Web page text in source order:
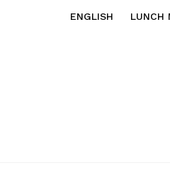
ENGLISH LUNCH